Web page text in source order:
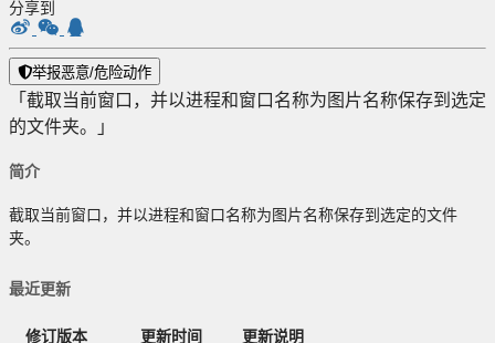
分享到
举报恶意/危险动作
「截取当前窗口，并以进程和窗口名称为图片名称保存到选定
的文件夹。」
简介
截取当前窗口，并以进程和窗口名称为图片名称保存到选定的文件
夹。
最近更新
修订版本 更新时间
更新说明